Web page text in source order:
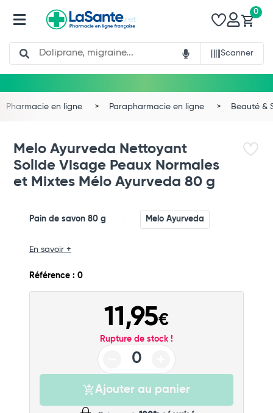
Search
Scanner
0
Total
Pharmacie en ligne Parapharmacie en ligne Beauté &
Melo Ayurveda Nettoyant
Solide Visage Peaux Normales
et Mixtes Mélo Ayurveda 80 g
Pain de savon 80 g Melo Ayurveda
En savoir +
Référence : 0
11,95€
Rupture de stock !
Ajouter au panier